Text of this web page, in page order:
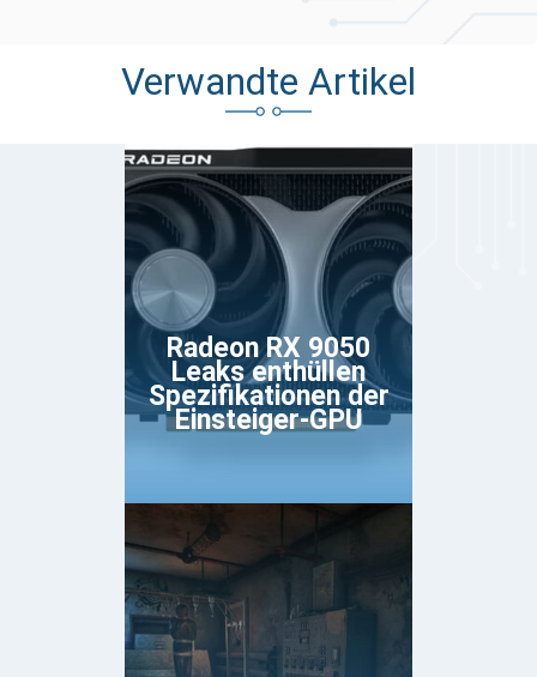
Verwandte Artikel
Radeon RX 9050
Leaks enthüllen
Spezifikationen der
Einsteiger-GPU